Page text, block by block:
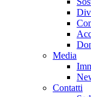
Media
Contatti